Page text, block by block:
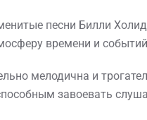
песни Билли
времени и
мелодична и
завоевать